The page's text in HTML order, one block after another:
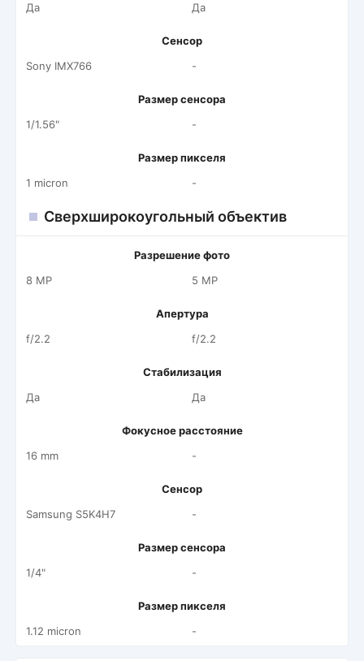
Да
Да
Сенсор
Sony IMX766
-
Размер сенсора
1/1.56"
-
Размер пикселя
1 micron
-
Сверхширокоугольный объектив
Разрешение фото
8 MP
5 MP
Апертура
f/2.2
f/2.2
Стабилизация
Да
Да
Фокусное расстояние
16 mm
-
Сенсор
Samsung S5K4H7
-
Размер сенсора
1/4"
-
Размер пикселя
1.12 micron
-